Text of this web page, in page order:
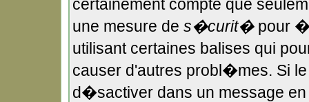
certainement compte que
une mesure de s�curit�pour
utilisant certaines balises qui
causer d'autres probl�mes. Si
d�sactiver dans un message